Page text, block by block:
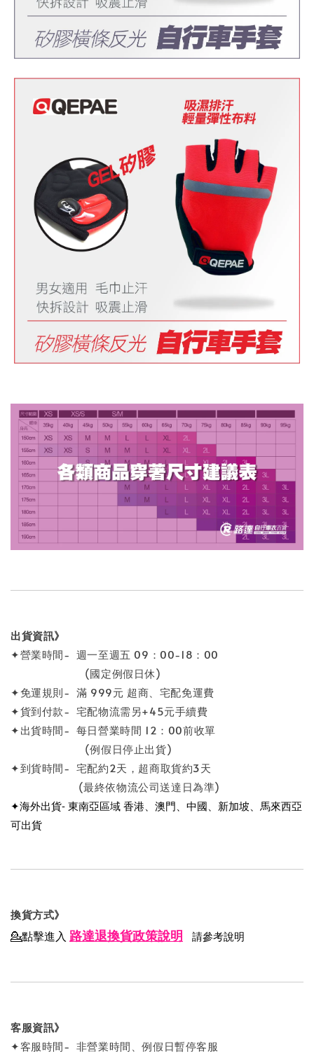
出貨資訊》
✦營業時間- 週一至週五 09：00-18：00
(國定例假日休)
✦免運規則- 滿 999元 超商、宅配免運費
✦貨到付款- 宅配物流需另+45元手續費
✦出貨時間- 每日營業時間 12：00前收單
(例假日停止出貨)
✦到貨時間- 宅配約2天，超商取貨約3天
(最終依物流公司送達日為準)
✦海外出貨- 東南亞區域 香港、澳門、中國、新加坡、馬來西亞
可出貨
換貨方式》
💁點擊進入 路達退換貨政策說明 請參考說明
客服資訊》
✦客服時間- 非營業時間、例假日暫停客服